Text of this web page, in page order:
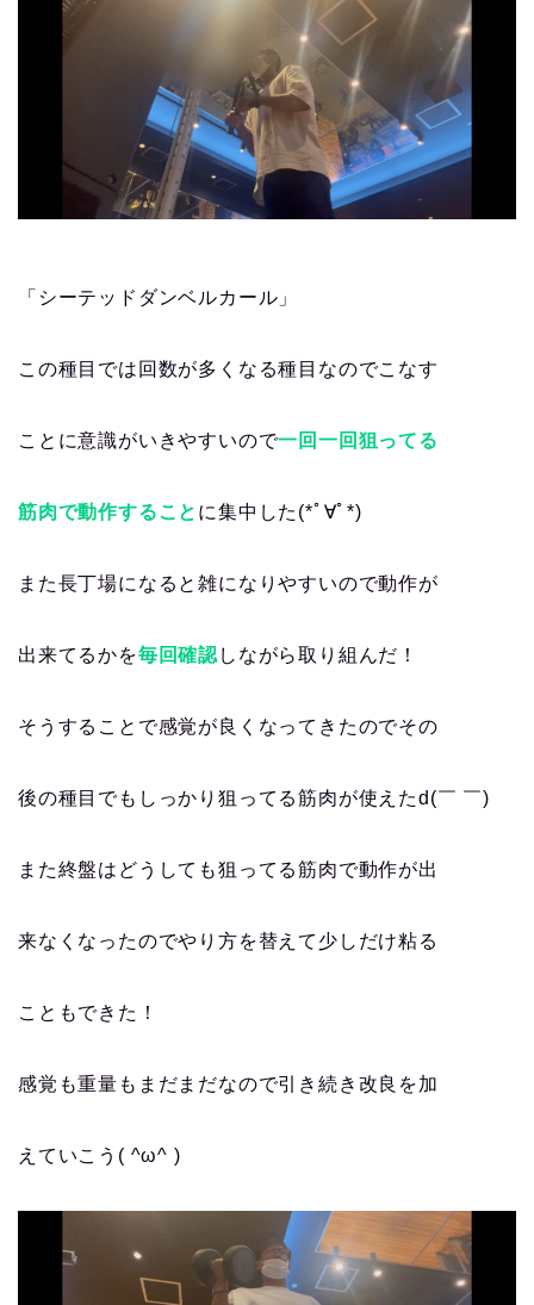
「シーテッドダンベルカール」
この種目では回数が多くなる種目なのでこなす
ことに意識がいきやすいので一回一回狙ってる
筋肉で動作すること に集中した(*ﾟ∀ﾟ*)
また長丁場になると雑になりやすいので動作が
出来てるかを毎回確認 しながら取り組んだ！
そうすることで感覚が良くなってきたのでその
後の種目でもしっかり狙ってる筋肉が使えたd(￣ ￣)
また終盤はどうしても狙ってる筋肉で動作が出
来なくなったのでやり方を替えて少しだけ粘る
こともできた！
感覚も重量もまだまだなので引き続き改良を加
えていこう( ^ω^ )